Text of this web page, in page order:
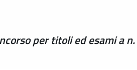
per titoli ed esami a